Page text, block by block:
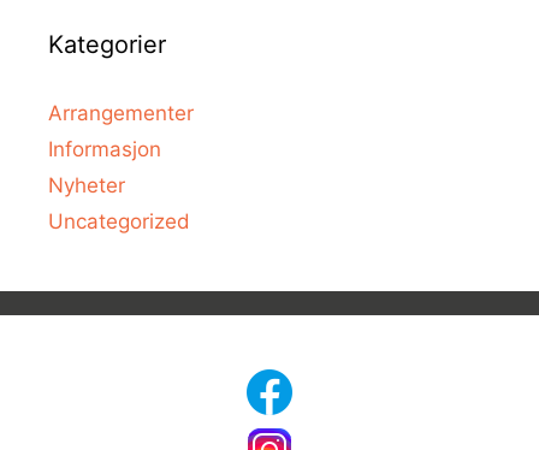
Kategorier
Arrangementer
Informasjon
Nyheter
Uncategorized